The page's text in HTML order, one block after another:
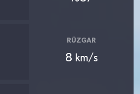
RÜZGAR
8 km/s